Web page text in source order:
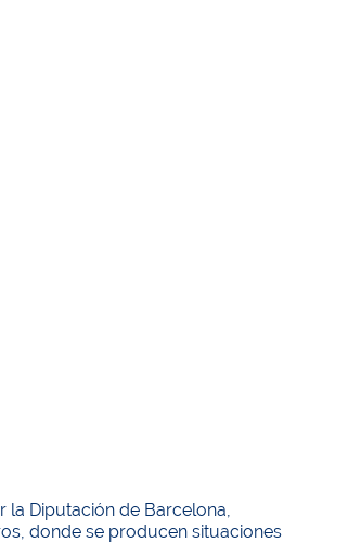
la Diputación de Barcelona,
donde se producen situaciones